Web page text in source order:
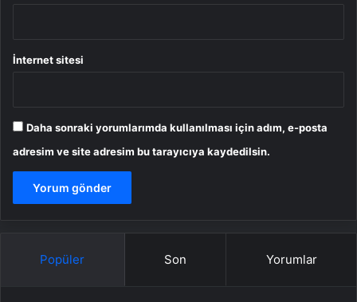
İnternet sitesi
Daha sonraki yorumlarımda kullanılması için adım, e-posta
adresim ve site adresim bu tarayıcıya kaydedilsin.
Popüler Son Yorumlar